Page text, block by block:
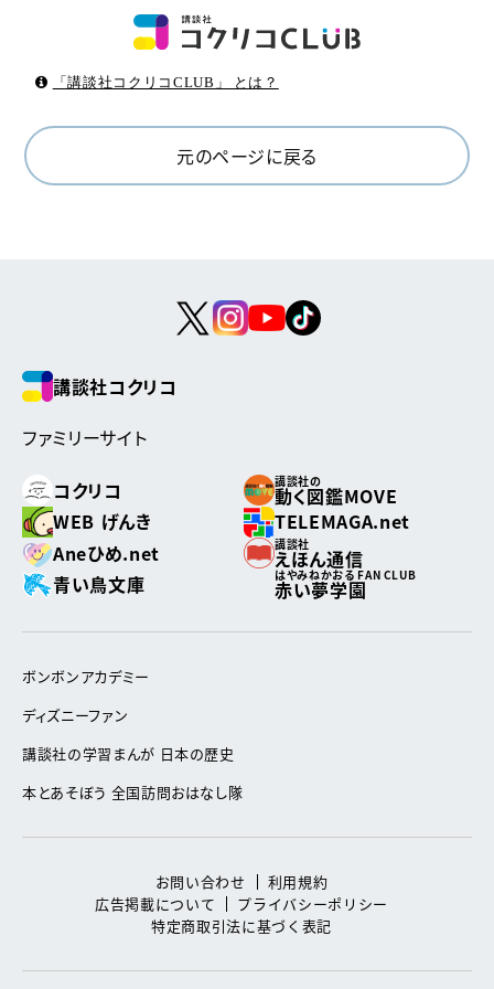
「講談社コクリコCLUB」 とは？
元のページに戻る
講談社コクリコ
ファミリーサイト
コクリコ
講談社の
動く図鑑MOVE
WEB げんき
TELEMAGA.net
Aneひめ.net
講談社
えほん通信
青い鳥文庫
はやみねかおる FAN CLUB
赤い夢学園
ボンボンアカデミー
ディズニーファン
講談社の学習まんが 日本の歴史
本とあそぼう 全国訪問おはなし隊
お問い合わせ
利用規約
広告掲載について
プライバシーポリシー
特定商取引法に基づく表記